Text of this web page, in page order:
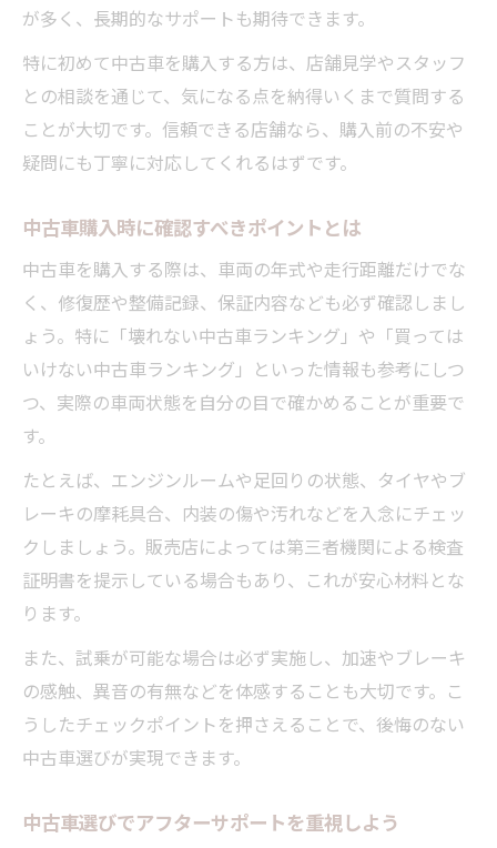
が多く、長期的なサポートも期待できます。
特に初めて中古車を購入する方は、店舗見学やスタッフ
との相談を通じて、気になる点を納得いくまで質問する
ことが大切です。信頼できる店舗なら、購入前の不安や
疑問にも丁寧に対応してくれるはずです。
中古車購入時に確認すべきポイントとは
中古車を購入する際は、車両の年式や走行距離だけでな
く、修復歴や整備記録、保証内容なども必ず確認しまし
ょう。特に「壊れない中古車ランキング」や「買っては
いけない中古車ランキング」といった情報も参考にしつ
つ、実際の車両状態を自分の目で確かめることが重要で
す。
たとえば、エンジンルームや足回りの状態、タイヤやブ
レーキの摩耗具合、内装の傷や汚れなどを入念にチェッ
クしましょう。販売店によっては第三者機関による検査
証明書を提示している場合もあり、これが安心材料とな
ります。
また、試乗が可能な場合は必ず実施し、加速やブレーキ
の感触、異音の有無などを体感することも大切です。こ
うしたチェックポイントを押さえることで、後悔のない
中古車選びが実現できます。
中古車選びでアフターサポートを重視しよう